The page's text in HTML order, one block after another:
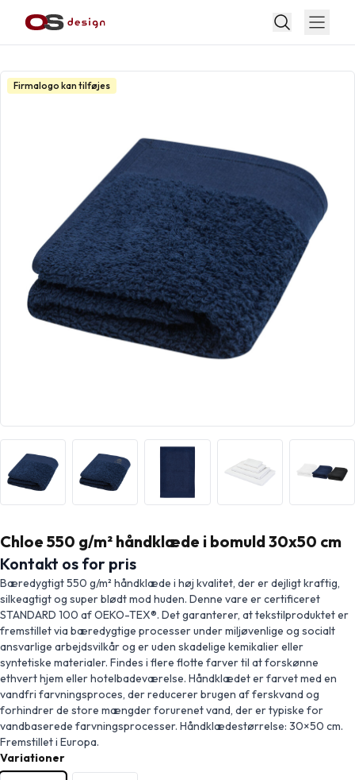
Firmalogo kan tilføjes
Chloe 550 g/m² håndklæde i bomuld 30x50 cm
Kontakt os for pris
Bæredygtigt 550 g/m² håndklæde i høj kvalitet, der er dejligt kraftig,
silkeagtigt og super blødt mod huden. Denne vare er certificeret
STANDARD 100 af OEKO-TEX®. Det garanterer, at tekstilproduktet er
fremstillet via bæredygtige processer under miljøvenlige og socialt
ansvarlige arbejdsvilkår og er uden skadelige kemikalier eller
syntetiske materialer. Findes i flere flotte farver til at forskønne
ethvert hjem eller hotelbadeværelse. Håndklædet er farvet med en
vandfri farvningsproces, der reducerer brugen af ferskvand og
forhindrer de store mængder forurenet vand, der er typiske for
vandbaserede farvningsprocesser. Håndklædestørrelse: 30×50 cm.
Fremstillet i Europa.
Variationer